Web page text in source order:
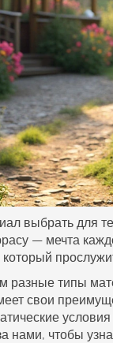
выбрать для
— мечта
разные типы
свои
нами, чтобы